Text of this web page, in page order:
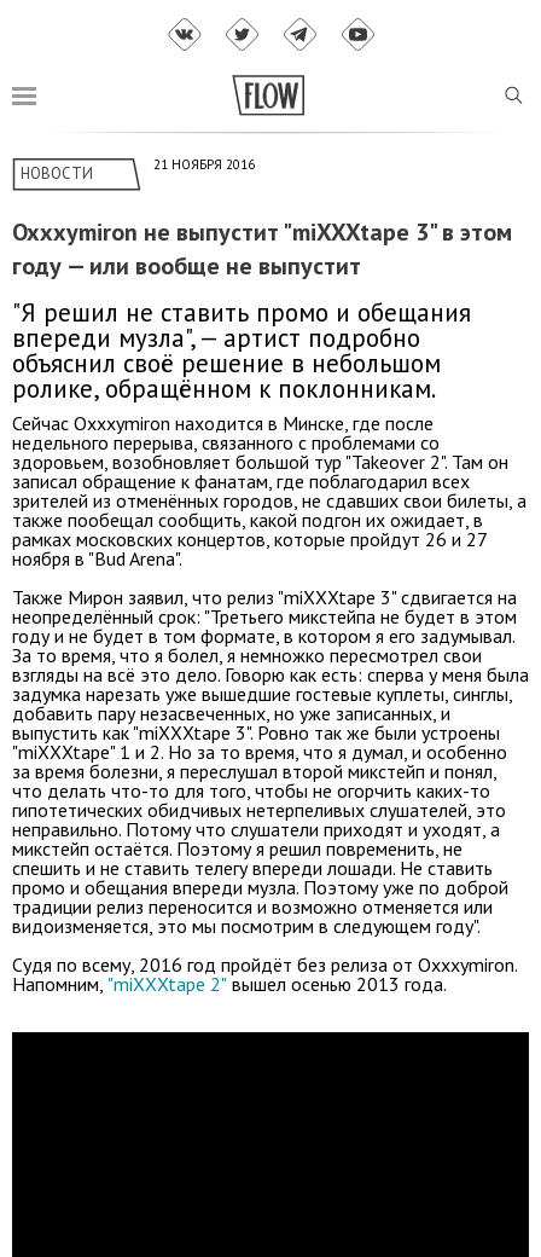
НОВОСТИ 21 НОЯБРЯ 2016
Oxxxymiron не выпустит "miXXXtape 3" в этом
году — или вообще не выпустит
"Я решил не ставить промо и обещания
впереди музла", — артист подробно
объяснил своё решение в небольшом
ролике, обращённом к поклонникам.
Сейчас Oxxxymiron находится в Минске, где после
недельного перерыва, связанного с проблемами со
здоровьем, возобновляет большой тур "Takeover 2". Там он
записал обращение к фанатам, где поблагодарил всех
зрителей из отменённых городов, не сдавших свои билеты, а
также пообещал сообщить, какой подгон их ожидает, в
рамках московских концертов, которые пройдут 26 и 27
ноября в "Bud Arena".
Также Мирон заявил, что релиз "miXXXtape 3" сдвигается на
неопределённый срок: "Третьего микстейпа не будет в этом
году и не будет в том формате, в котором я его задумывал.
За то время, что я болел, я немножко пересмотрел свои
взгляды на всё это дело. Говорю как есть: сперва у меня была
задумка нарезать уже вышедшие гостевые куплеты, синглы,
добавить пару незасвеченных, но уже записанных, и
выпустить как "miXXXtape 3". Ровно так же были устроены
"miXXXtape" 1 и 2. Но за то время, что я думал, и особенно
за время болезни, я переслушал второй микстейп и понял,
что делать что-то для того, чтобы не огорчить каких-то
гипотетических обидчивых нетерпеливых слушателей, это
неправильно. Потому что слушатели приходят и уходят, а
микстейп остаётся. Поэтому я решил повременить, не
спешить и не ставить телегу впереди лошади. Не ставить
промо и обещания впереди музла. Поэтому уже по доброй
традиции релиз переносится и возможно отменяется или
видоизменяется, это мы посмотрим в следующем году".
Судя по всему, 2016 год пройдёт без релиза от Oxxxymiron.
Напомним, "miXXXtape 2"вышел осенью 2013 года.